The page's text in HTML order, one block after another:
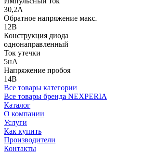
30,2А
Обратное напряжение макс.
12В
Конструкция диода
однонаправленный
Ток утечки
5нА
Напряжение пробоя
14В
Все товары категории
Все товары бренда NEXPERIA
Каталог
О компании
Услуги
Как купить
Производители
Контакты